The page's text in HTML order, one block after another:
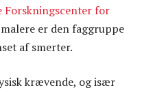
Forskningscenter for
er den faggruppe
af smerter.
krævende, og især